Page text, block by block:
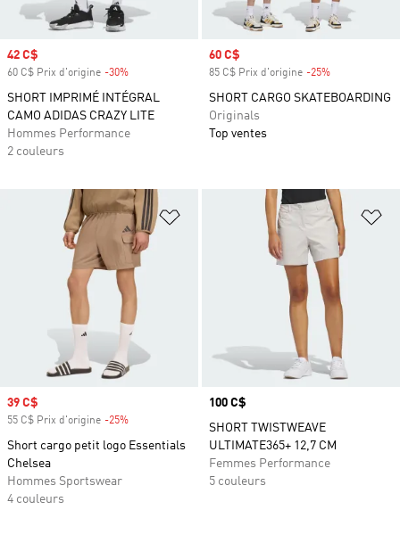
Prix soldé
42 C$
60 C$ Prix d'origine -30%
SHORT IMPRIMÉ INTÉGRAL
CAMO ADIDAS CRAZY LITE
Hommes Performance
2 couleurs
Prix soldé
60 C$
85 C$ Prix d'origine -25%
SHORT CARGO SKATEBOARDING
Originals
Top ventes
Ajouter à la Liste de produits
Prix soldé
39 C$
55 C$ Prix d'origine -25%
Short cargo petit logo Essentials
Chelsea
Hommes Sportswear
4 couleurs
Prix
100 C$
SHORT TWISTWEAVE
ULTIMATE365+ 12,7 CM
Femmes Performance
5 couleurs